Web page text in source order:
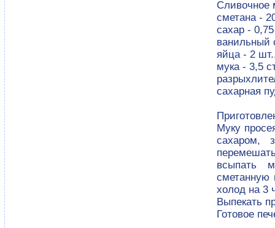
Сливочное
сметана -
сахар -
ванильный
яйца - 2
мука - 3,5
сахарная
Муку
сахаром,
всыпать
сметанную
холод на 3
Выпекать
Готовое